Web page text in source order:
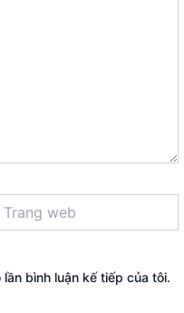
bình luận kế tiếp của tôi.